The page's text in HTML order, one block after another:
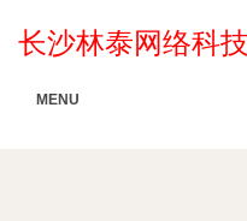
长沙林泰网络科
MENU